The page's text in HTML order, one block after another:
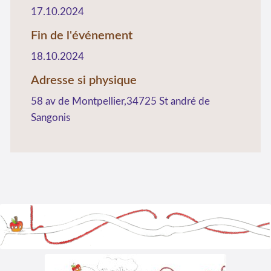
17.10.2024
Fin de l'événement
18.10.2024
Adresse si physique
58 av de Montpellier,34725 St andré de
Sangonis